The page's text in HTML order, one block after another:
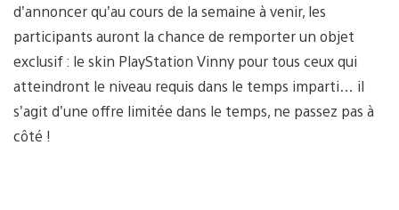
d’annoncer qu’au cours de la semaine à venir, les
participants auront la chance de remporter un objet
exclusif : le skin PlayStation Vinny pour tous ceux qui
atteindront le niveau requis dans le temps imparti… il
s’agit d’une offre limitée dans le temps, ne passez pas à
côté !